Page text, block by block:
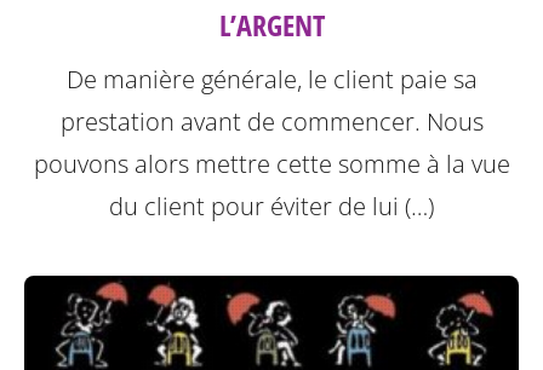
L’ARGENT
De manière générale, le client paie sa
prestation avant de commencer. Nous
pouvons alors mettre cette somme à la vue
du client pour éviter de lui (…)